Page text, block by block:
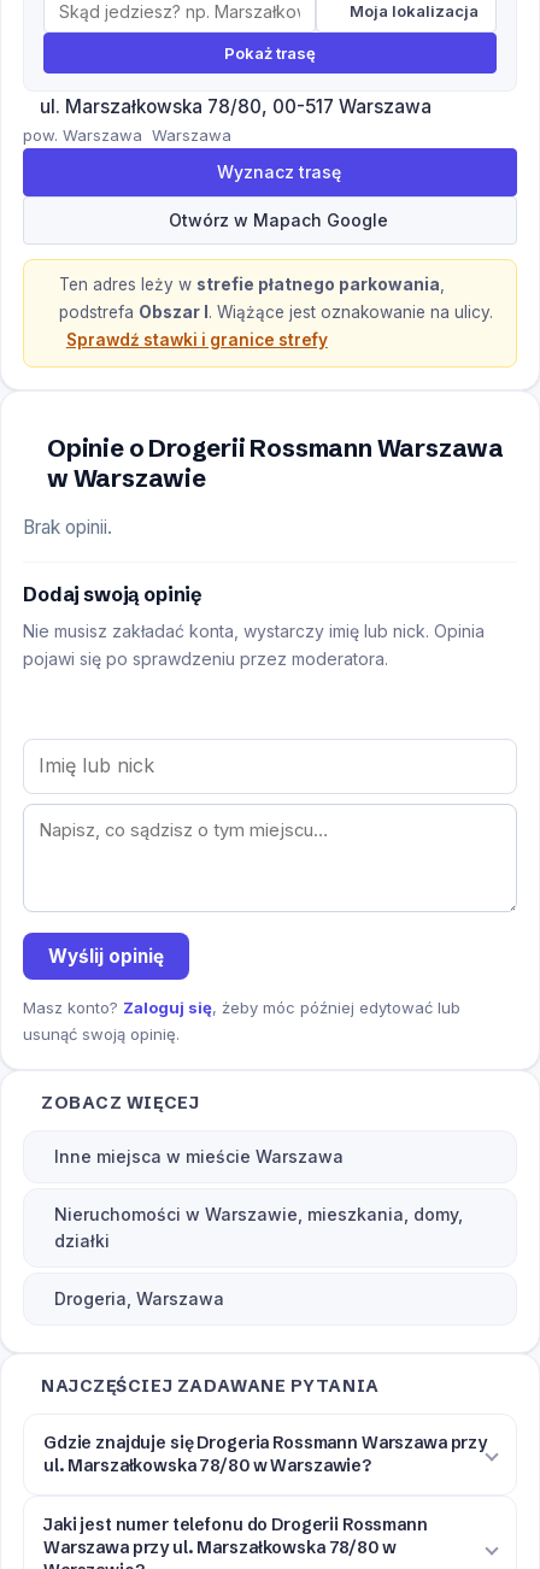
Moja lokalizacja
Pokaż trasę
ul. Marszałkowska 78/80, 00-517 Warszawa
pow. Warszawa Warszawa
Wyznacz trasę
Otwórz w Mapach Google
Ten adres leży w strefie płatnego parkowania
podstrefa Obszar I .Wiążące jest oznakowanie na ulicy.
Sprawdź stawki i granice strefy
Opinie o Drogerii Rossmann Warszawa
w Warszawie
Brak opinii.
Dodaj swoją opinię
Nie musisz zakładać konta, wystarczy imię lub nick. Opinia
pojawi się po sprawdzeniu przez moderatora.
Wyślij opinię
Masz konto? Zaloguj się, żeby móc później edytować lub
usunąć swoją opinię.
ZOBACZ WIĘCEJ
Inne miejsca w mieście Warszawa
Nieruchomości w Warszawie, mieszkania, domy,
działki
Drogeria, Warszawa
NAJCZĘŚCIEJ ZADAWANE PYTANIA
Gdzie znajduje się Drogeria Rossmann Warszawa przy
ul. Marszałkowska 78/80 w Warszawie?
Jaki jest numer telefonu do Drogerii Rossmann
Warszawa przy ul. Marszałkowska 78/80 w